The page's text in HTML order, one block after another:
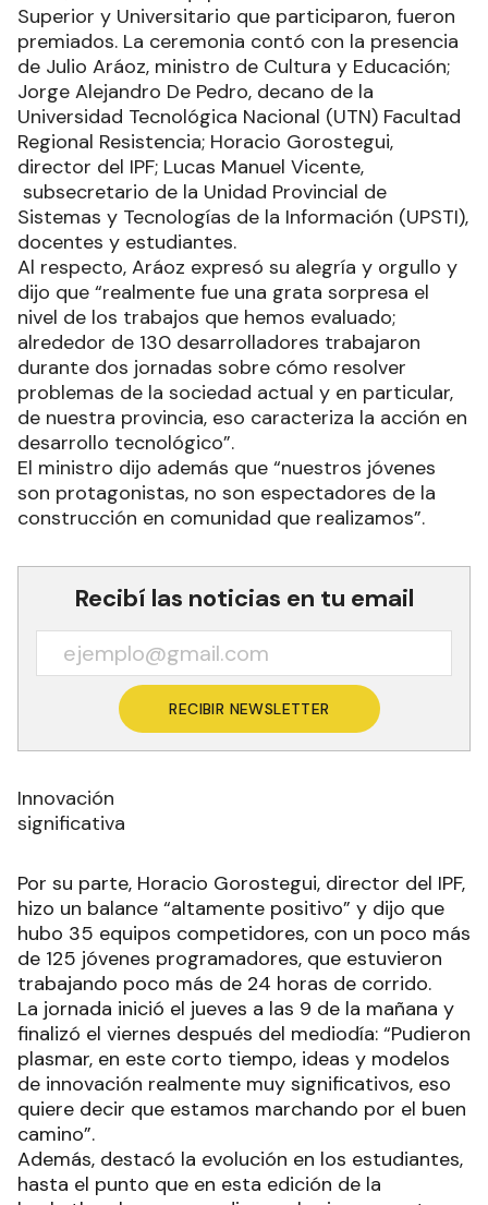
Superior y Universitario que participaron, fueron
premiados. La ceremonia contó con la presencia
de Julio Aráoz, ministro de Cultura y Educación;
Jorge Alejandro De Pedro, decano de la
Universidad Tecnológica Nacional (UTN) Facultad
Regional Resistencia; Horacio Gorostegui,
director del IPF; Lucas Manuel Vicente,
subsecretario de la Unidad Provincial de
Sistemas y Tecnologías de la Información (UPSTI),
docentes y estudiantes.
Al respecto, Aráoz expresó su alegría y orgullo y
dijo que “realmente fue una grata sorpresa el
nivel de los trabajos que hemos evaluado;
alrededor de 130 desarrolladores trabajaron
durante dos jornadas sobre cómo resolver
problemas de la sociedad actual y en particular,
de nuestra provincia, eso caracteriza la acción en
desarrollo tecnológico”.
El ministro dijo además que “nuestros jóvenes
son protagonistas, no son espectadores de la
construcción en comunidad que realizamos”.
Recibí las noticias en tu email
RECIBIR NEWSLETTER
Innovación
significativa
Por su parte, Horacio Gorostegui, director del IPF,
hizo un balance “altamente positivo” y dijo que
hubo 35 equipos competidores, con un poco más
de 125 jóvenes programadores, que estuvieron
trabajando poco más de 24 horas de corrido.
La jornada inició el jueves a las 9 de la mañana y
finalizó el viernes después del mediodía: “Pudieron
plasmar, en este corto tiempo, ideas y modelos
de innovación realmente muy significativos, eso
quiere decir que estamos marchando por el buen
camino”.
Además, destacó la evolución en los estudiantes,
hasta el punto que en esta edición de la